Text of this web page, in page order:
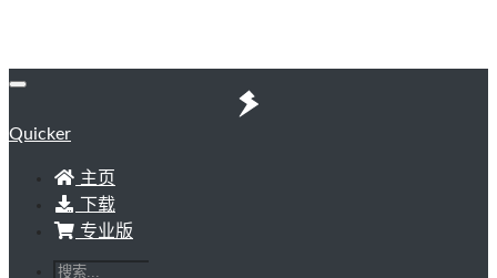
Quicker
主页
下载
专业版